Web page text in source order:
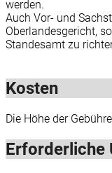
werden.
Auch Vor- und
Oberlandesgericht,
Standesamt zu
Kosten
Die Höhe der
Erforderliche